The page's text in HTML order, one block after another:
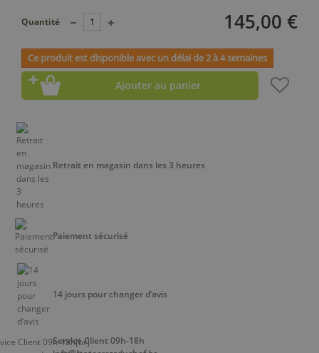
145,00 €
Quantité
Ce produit est disponible avec un délai de 2 à 4 semaines
Ajouter au panier
Retrait en magasin dans les 3 heures
Paiement sécurisé
14 jours pour changer d’avis
Service Client 09h-18h